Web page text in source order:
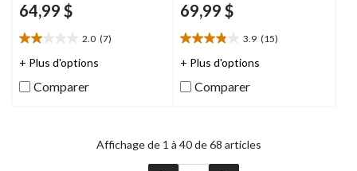
64,99 $
2.0 (7)
2.0
étoile(s)
5.
+ Plus d'options
Comparer
69,99 $
3.9 (15)
3.9
étoile(s)
5.
+ Plus d'options
Comparer
Affichage de 1 à 40 de 68 articles